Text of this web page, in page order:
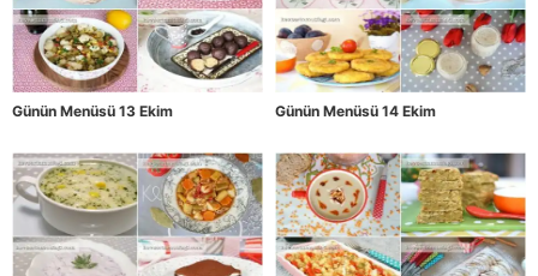
Günün Menüsü 13 Ekim Günün Menüsü 14 Ekim